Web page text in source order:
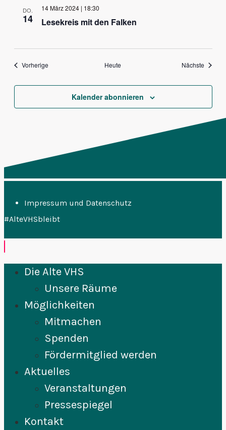
DO.
14
14 März 2024 | 18:30
Lesekreis mit den Falken
VorherigeVeranstaltungen Heute Nächste
Kalender abonnieren
Impressum und Datenschutz
#AlteVHSbleibt
Die Alte VHS
Unsere Räume
Möglichkeiten
Mitmachen
Spenden
Fördermitglied werden
Aktuelles
Veranstaltungen
Pressespiegel
Kontakt